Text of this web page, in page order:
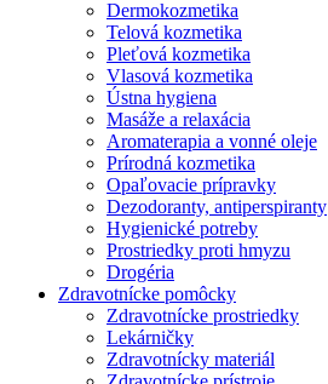
Dermokozmetika
Telová kozmetika
Pleťová kozmetika
Vlasová kozmetika
Ústna hygiena
Masáže a relaxácia
Aromaterapia a vonné oleje
Prírodná kozmetika
Opaľovacie prípravky
Dezodoranty, antiperspiranty
Hygienické potreby
Prostriedky proti hmyzu
Drogéria
Zdravotnícke pomôcky
Zdravotnícke prostriedky
Lekárničky
Zdravotnícky materiál